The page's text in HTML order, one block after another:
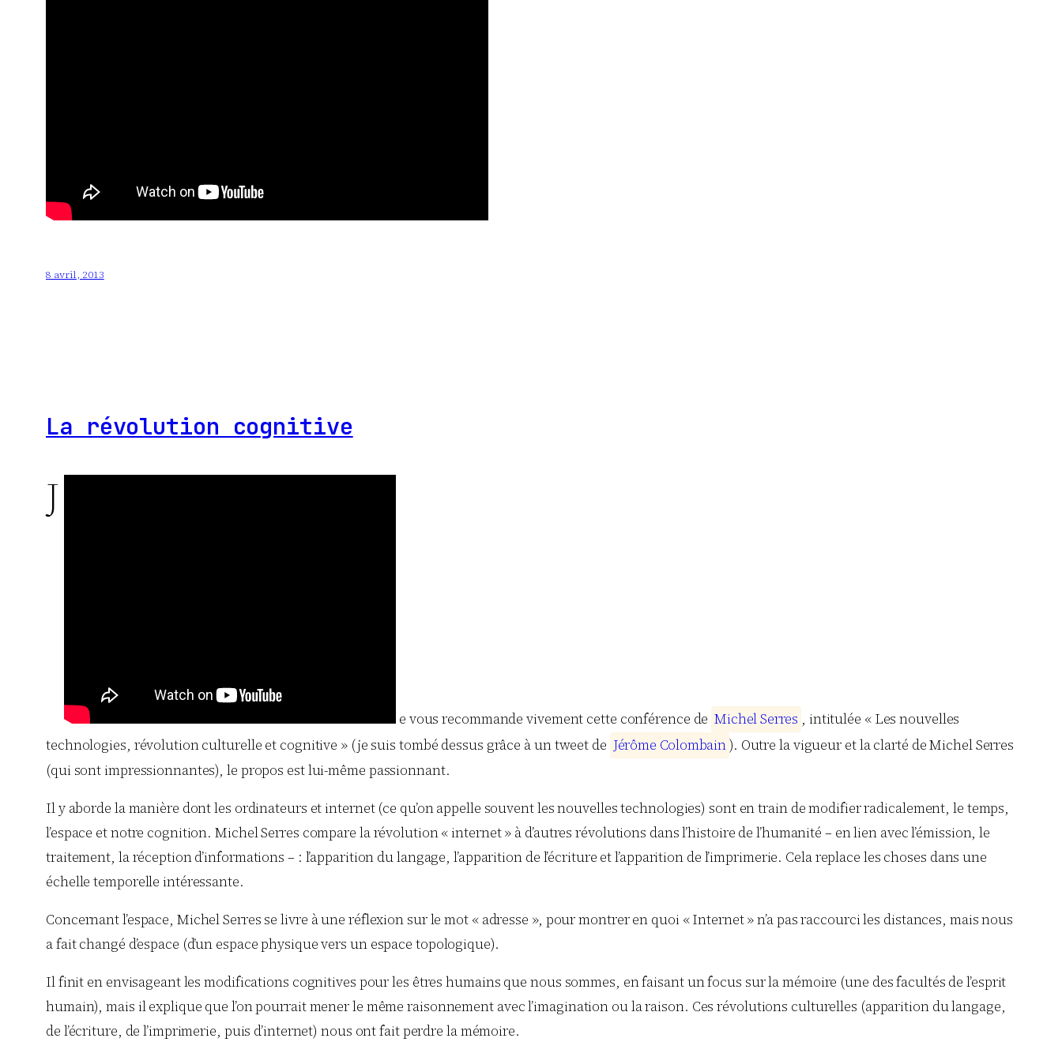
8 avril, 2013
La révolution cognitive
J
e vous recommande vivement cette conférence de MichelSerres , intitulée « Les nouvelles
technologies, révolution culturelle et cognitive » (je suis tombé dessus grâce à un tweet de Jérôme Colombain). Outre la vigueur et la clarté de Michel Serres
(qui sont impressionnantes), le propos est lui-même passionnant.
Il y aborde la manière dont les ordinateurs et internet (ce qu’on appelle souvent les nouvelles technologies) sont en train de modifier radicalement, le temps,
l’espace et notre cognition. Michel Serres compare la révolution « internet » à d’autres révolutions dans l’histoire de l’humanité – en lien avec l’émission, le
traitement, la réception d’informations – : l’apparition du langage, l’apparition de l’écriture et l’apparition de l’imprimerie. Cela replace les choses dans une
échelle temporelle intéressante.
Concernant l’espace, Michel Serres se livre à une réflexion sur le mot « adresse », pour montrer en quoi « Internet » n’a pas raccourci les distances, mais nous
a fait changé d’espace (d’un espace physique vers un espace topologique).
Il finit en envisageant les modifications cognitives pour les êtres humains que nous sommes, en faisant un focus sur la mémoire (une des facultés de l’esprit
humain), mais il explique que l’on pourrait mener le même raisonnement avec l’imagination ou la raison. Ces révolutions culturelles (apparition du langage,
de l’écriture, de l’imprimerie, puis d’internet) nous ont fait perdre la mémoire.